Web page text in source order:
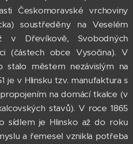
Českomoravské vrchoviny
soustředěny na Veselém
v Dřevíkově, Svobodných
(částech obce Vysočina). V
stalo městem nezávislým na
je v Hlinsku tzv. manufaktura s
na domácí tkalce (v
stavů). V roce 1865
sídlem je Hlinsko až do roku
a řemesel vznikla potřeba